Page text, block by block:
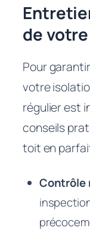
de
Pour
votre
régulier est
conseils
toit en
Contrôle